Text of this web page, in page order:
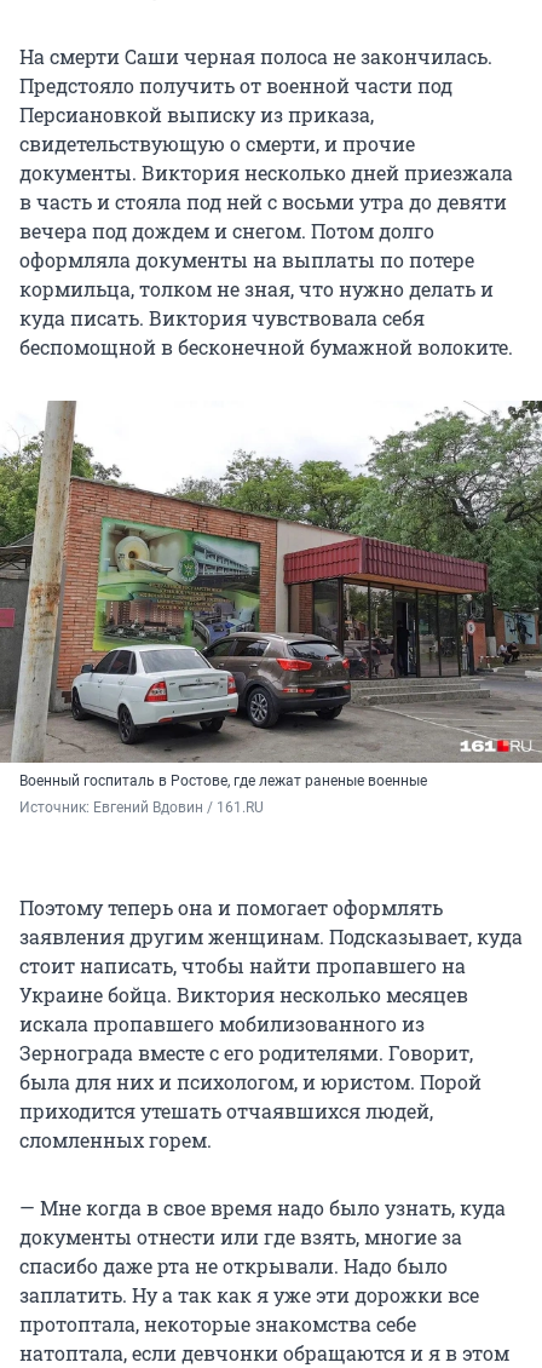
На смерти Саши черная полоса не закончилась.
Предстояло получить от военной части под
Персиановкой выписку из приказа,
свидетельствующую о смерти, и прочие
документы. Виктория несколько дней приезжала
в часть и стояла под ней с восьми утра до девяти
вечера под дождем и снегом. Потом долго
оформляла документы на выплаты по потере
кормильца, толком не зная, что нужно делать и
куда писать. Виктория чувствовала себя
беспомощной в бесконечной бумажной волоките.
Военный госпиталь в Ростове, где лежат раненые военные
Источник: Евгений Вдовин / 161.RU
Поэтому теперь она и помогает оформлять
заявления другим женщинам. Подсказывает, куда
стоит написать, чтобы найти пропавшего на
Украине бойца. Виктория несколько месяцев
искала пропавшего мобилизованного из
Зернограда вместе с его родителями. Говорит,
была для них и психологом, и юристом. Порой
приходится утешать отчаявшихся людей,
сломленных горем.
— Мне когда в свое время надо было узнать, куда
документы отнести или где взять, многие за
спасибо даже рта не открывали. Надо было
заплатить. Ну а так как я уже эти дорожки все
протоптала, некоторые знакомства себе
натоптала, если девчонки обращаются и я в этом